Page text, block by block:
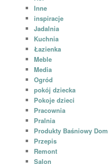
Inne
inspiracje
Jadalnia
Kuchnia
Łazienka
Meble
Media
Ogród
pokój dziecka
Pokoje dzieci
Pracownia
Pralnia
Produkty Baśniowy Dom
Przepis
Remont
Salon